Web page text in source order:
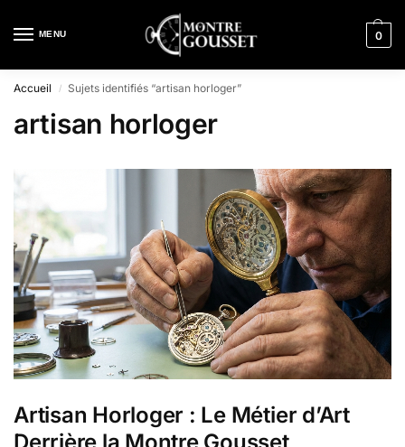
MENU 0
Accueil / Sujets identifiés “artisan horloger”
artisan horloger
Artisan Horloger : Le Métier d’Art
Derrière la Montre Gousset